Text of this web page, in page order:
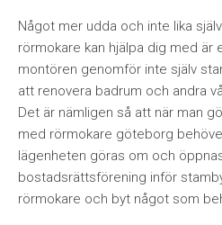
Något mer udda och inte lika
rörmokare kan hjälpa dig med är
montören genomför inte själv
att renovera badrum och andra
Det är nämligen så att när man
med rörmokare göteborg
lägenheten göras om och
bostadsrättsförening inför
rörmokare och byt något som